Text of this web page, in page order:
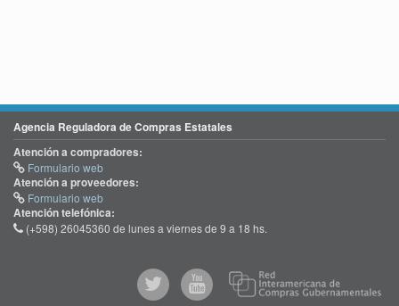
Agencia Reguladora de Compras Estatales
Atención a compradores:
Formulario web
Atención a proveedores:
Formulario web
Atención telefónica:
(+598) 26045360 de lunes a viernes de 9 a 18 hs.
@comprasgubuy
ACCE